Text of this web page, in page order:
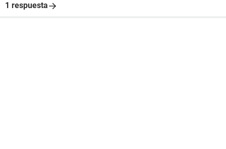
1 respuesta